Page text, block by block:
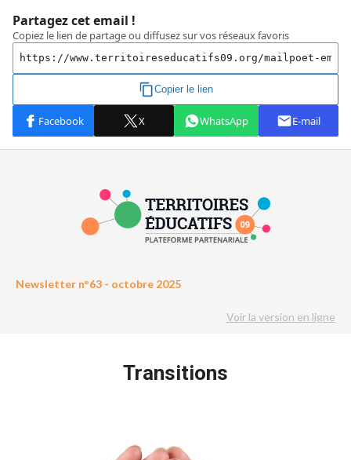
Newsletter n°63 - octobre 2025
Voir la version en ligne
Transitions